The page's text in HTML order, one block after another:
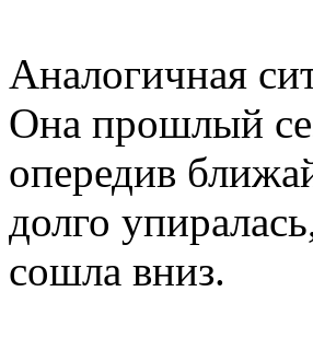
Аналогичная
Она прошлый
опередив
долго
сошла вниз.